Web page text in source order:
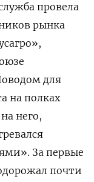
провела
рынка
для
на полках
него,
За первые
почти